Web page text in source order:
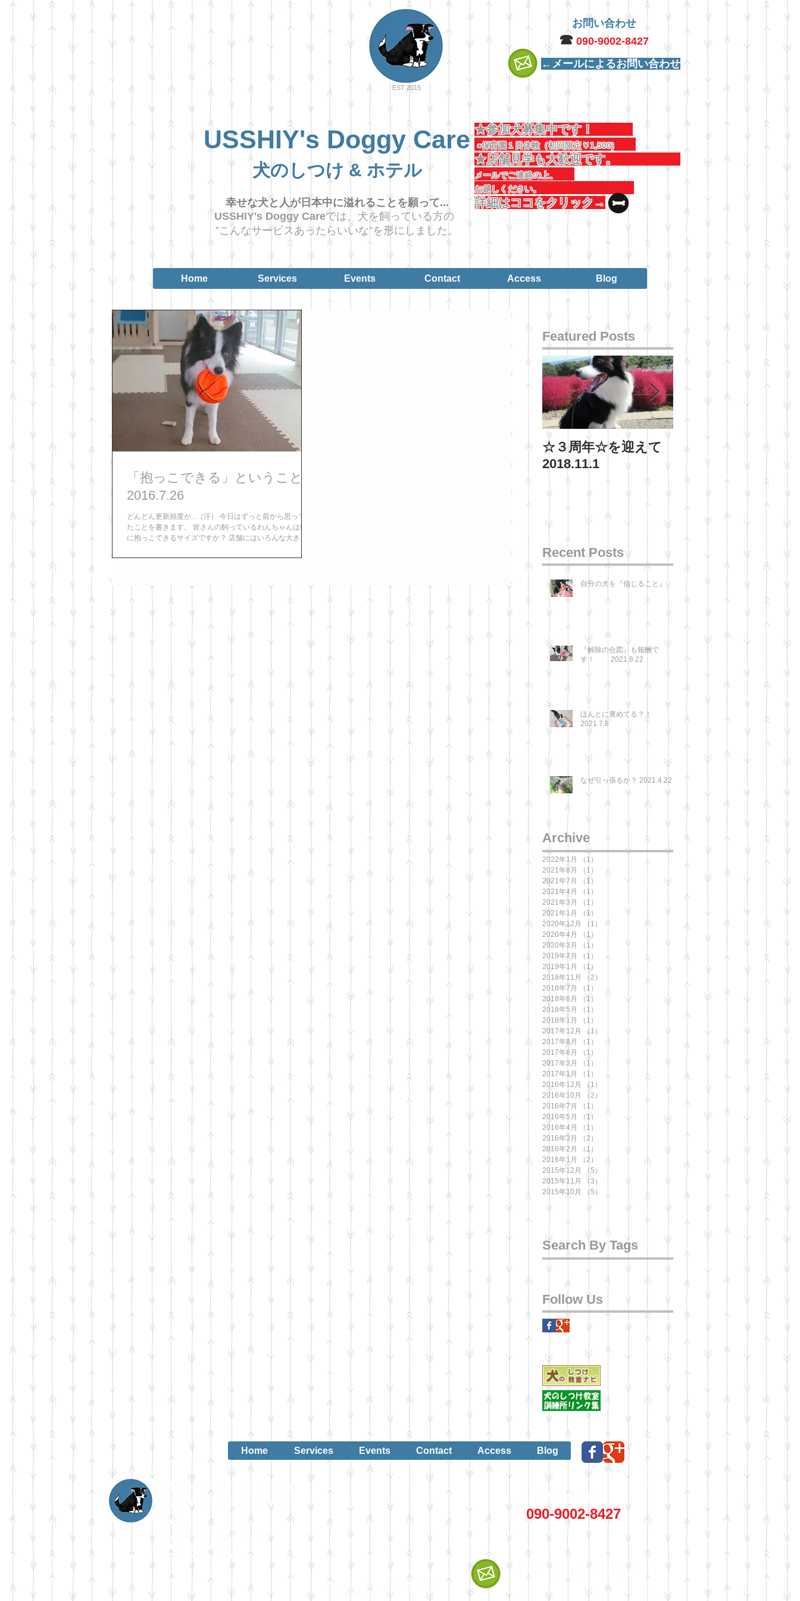
お問い合わせ
☎︎ 090-9002-8427
←メールによるお問い合わせ
USSHIY's Doggy Care
犬のしつけ & ホテル
幸せな犬と人が日本中に溢れることを願って...
USSHIY's Doggy Careでは、犬を飼っている方の
”こんなサービスあったらいいな”を形にしました。
★参加犬募集中です！
●保育園１日体験（初回限定￥1,500)
★店舗見学も大歓迎です。
メールでご連絡の上、
お越しください。
詳細はココをクリック→
Home Services Events Contact Access Blog
「抱っこできる」ということ
2016.7.26
どんどん更新頻度が...（汗） 今日はずっと前から思ってい
たことを書きます。 皆さんの飼っているわんちゃんは簡単
に抱っこできるサイズですか？ 店舗にはいろんな大きさの
っこできるサイズです。...
Featured Posts
☆３周年☆を迎えて
2018.11.1
ご褒美、わいろ、ル
アーについて
2015.11.10
Recent Posts
自分の犬を『信じること』
『解除の合図』も報酬で
す！ 2021.8.22
ほんとに褒めてる？！
2021.7.8
なぜ引っ張るか？ 2021.4.22
Archive
2022年1月 （1）
2021年8月
（1）
1件の記事
2021年7月
（1）
1件の記事
2021年4月
（1）
2021年3月
（1）
2021年1月
（1）
1件の記事
2020年12月
（1）
1件の記事
2020年4月
（1）
2020年3月
（1）
1件の記事
2019年7月
（1）
1件の記事
2019年1月
（1）
1件の記事
2018年11月
（2）
2018年7月
（1）
1件の記事
2018年6月
（1）
1件の記事
2018年5月
（1）
2018年1月
（1）
2017年12月
（1）
1件の記事
2017年8月
（1）
1件の記事
2017年6月
（1）
2017年3月
（1）
1件の記事
2017年1月
（1）
1件の記事
2016年12月
（1）
1件の記事
2016年10月
（2）
2件の記事
2016年7月
（1）
2016年5月
（1）
1件の記事
2016年4月
（1）
2016年3月
（2）
2016年2月
（1）
1件の記事
2016年1月
（2）
2件の記事
2015年12月
（5）
2015年11月
（3）
3件の記事
2015年10月
（5）
Search By Tags
Follow Us
EST 2015
Home Services Events Contact Access Blog
USSHIY's Doggy Care
犬のしつけ & ホテル
〒300-1207
茨城県牛久市ひたち野東4-1-76
mobile:090-9002-8427
E-mail:
info@usshiy.com
Opening hours 7:00-21:00
営業時間
お問い合わせ
☎︎ 090-9002-8427
←メールによるお問い合わせ